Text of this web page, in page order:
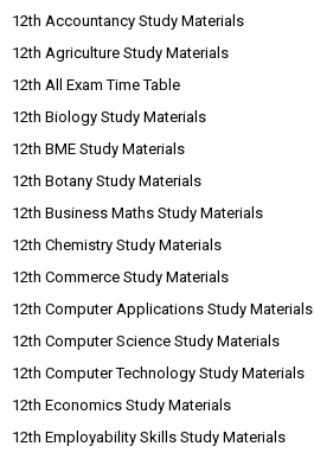
12th Accountancy Study Materials
12th Agriculture Study Materials
12th All Exam Time Table
12th Biology Study Materials
12th BME Study Materials
12th Botany Study Materials
12th Business Maths Study Materials
12th Chemistry Study Materials
12th Commerce Study Materials
12th Computer Applications Study Materials
12th Computer Science Study Materials
12th Computer Technology Study Materials
12th Economics Study Materials
12th Employability Skills Study Materials